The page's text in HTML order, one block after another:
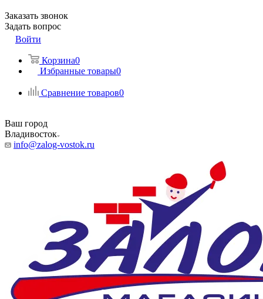
Заказать звонок
Задать вопрос
Войти
Корзина0
Избранные товары0
Сравнение товаров0
Ваш город
Владивосток
info@zalog-vostok.ru